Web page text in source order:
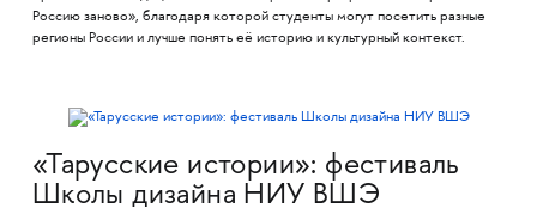
Россию заново», благодаря которой студенты могут посетить разные
регионы России и лучше понять её историю и культурный контекст.
«Тарусские истории»: фестиваль
Школы дизайна НИУ ВШЭ